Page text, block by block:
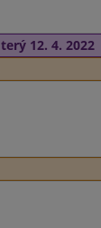
12. 4. 2022